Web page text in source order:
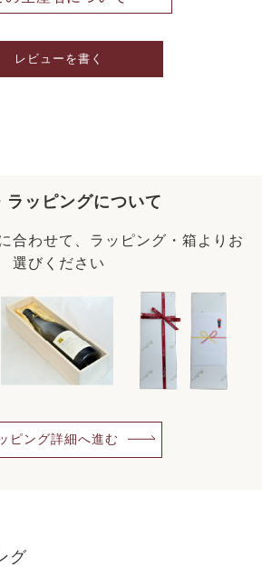
レビューを書く
ラッピングについて
合わせて、ラッピング・箱よりお
選びください
ピング詳細へ進む
グ